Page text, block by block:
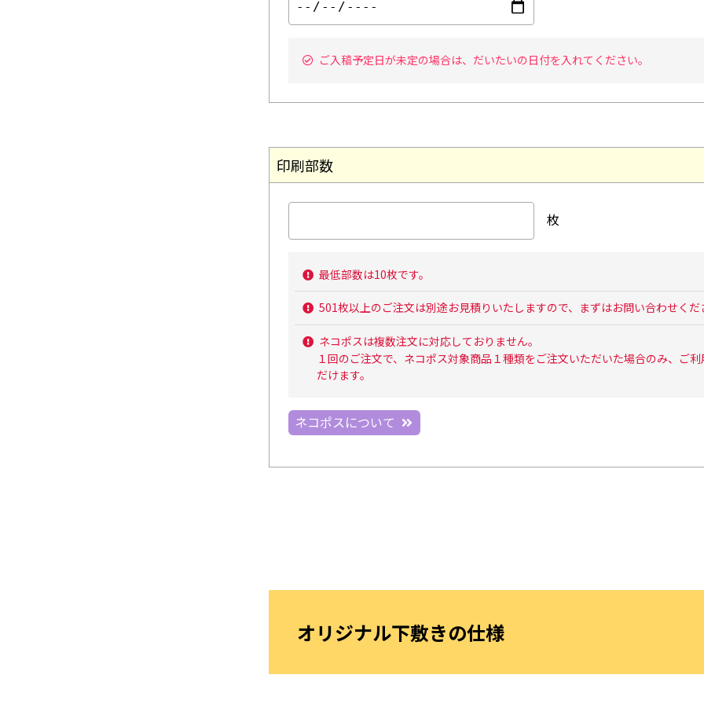
ご入稿予定日が未定の場合は、だいたいの日付を入れてください。
印刷部数
枚
最低部数は10枚です。
501枚以上のご注文は別途お見積りいたしますので、まずはお問い合わせくだ
ネコポスは複数注文に対応しておりません。
１回のご注文で、ネコポス対象商品１種類をご注文いただいた場合のみ、ご
だけます。
ネコポスについて
オリジナル下敷きの仕様